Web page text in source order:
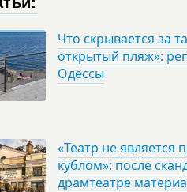
Что скрывается за
открытый пляж»:
Одессы
«Театр не является
кублом»: после
драмтеатре